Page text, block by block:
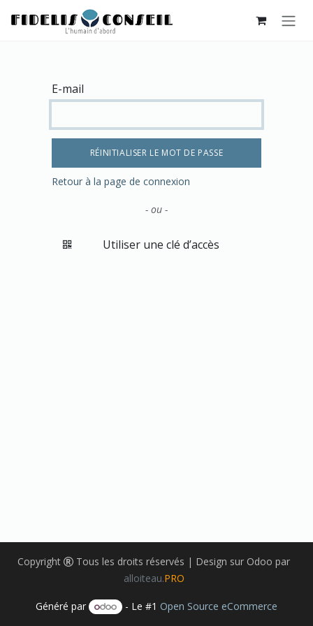
E-mail
RÉINITIALISER LE MOT DE PASSE
Retour à la page de connexion
- ou -
Utiliser une clé d’accès
Copyright
Tous les droits réservés | Design sur Odoo par
alloiteau.PRO
Généré par - Le #1Open Source eCommerce